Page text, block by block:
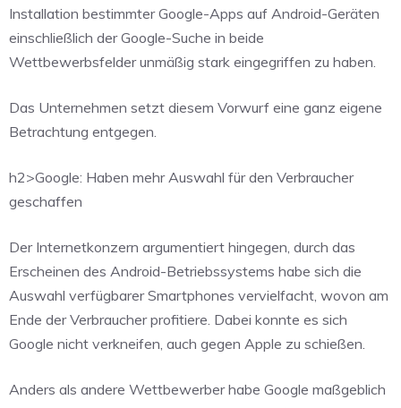
Installation bestimmter Google-Apps auf Android-Geräten
einschließlich der Google-Suche in beide
Wettbewerbsfelder unmäßig stark eingegriffen zu haben.
Das Unternehmen setzt diesem Vorwurf eine ganz eigene
Betrachtung entgegen.
h2>Google: Haben mehr Auswahl für den Verbraucher
geschaffen
Der Internetkonzern argumentiert hingegen, durch das
Erscheinen des Android-Betriebssystems habe sich die
Auswahl verfügbarer Smartphones vervielfacht, wovon am
Ende der Verbraucher profitiere. Dabei konnte es sich
Google nicht verkneifen, auch gegen Apple zu schießen.
Anders als andere Wettbewerber habe Google maßgeblich